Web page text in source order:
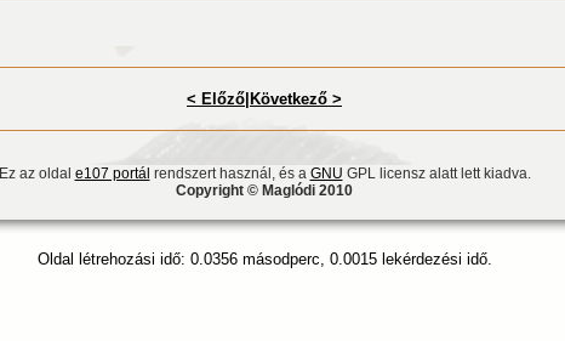
< Előző Következő >
Ez az oldal e107 portál rendszert használ, és a GNU GPL licensz alatt lett kiadva.
Copyright © Maglódi 2010
Oldal létrehozási idő: 0.0356 másodperc, 0.0015 lekérdezési idő.